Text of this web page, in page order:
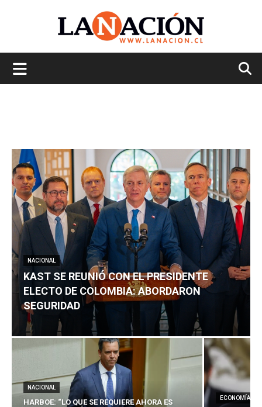
NACIONAL
KAST SE REUNIÓ CON EL PRESIDENTE
ELECTO DE COLOMBIA: ABORDARON
SEGURIDAD
NACIONAL
HARBOE: “LO QUE SE REQUIERE AHORA ES
ECONOMÍA